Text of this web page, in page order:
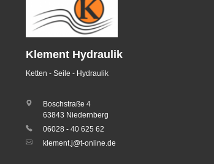
Klement Hydraulik
Ketten - Seile - Hydraulik
Boschstraße 4
63843 Niedernberg
06028 - 40 625 62
klement.j@t-online.de